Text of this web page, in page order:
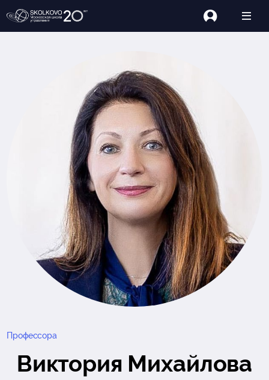
Профессора
Виктория Михайлова